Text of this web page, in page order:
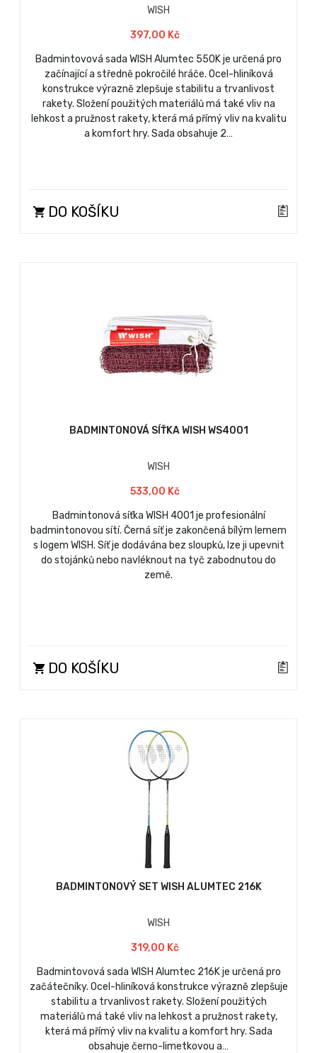
WISH
397,00 Kč
Badmintovová sada WISH Alumtec 550K je určená pro
začínající a středně pokročilé hráče. Ocel-hliníková
konstrukce výrazně zlepšuje stabilitu a trvanlivost
rakety. Složení použitých materiálů má také vliv na
lehkost a pružnost rakety, která má přímý vliv na kvalitu
a komfort hry. Sada obsahuje 2…
DO KOŠÍKU
BADMINTONOVÁ SÍŤKA WISH WS4001
WISH
533,00 Kč
Badmintonová síťka WISH 4001 je profesionální
badmintonovou sítí. Černá síť je zakončená bílým lemem
s logem WISH. Síť je dodávána bez sloupků, lze ji upevnit
do stojánků nebo navléknout na tyč zabodnutou do
země.
DO KOŠÍKU
BADMINTONOVÝ SET WISH ALUMTEC 216K
WISH
319,00 Kč
Badmintovová sada WISH Alumtec 216K je určená pro
začátečníky. Ocel-hliníková konstrukce výrazně zlepšuje
stabilitu a trvanlivost rakety. Složení použitých
materiálů má také vliv na lehkost a pružnost rakety,
která má přímý vliv na kvalitu a komfort hry. Sada
obsahuje černo-limetkovou a…